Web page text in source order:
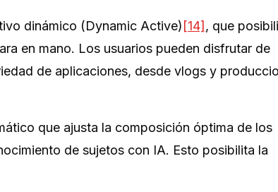
dinámico (Dynamic Active) [14] , que
en mano. Los usuarios pueden disfrutar de
de aplicaciones, desde vlogs y
que ajusta la composición óptima de los
de sujetos con IA. Esto posibilita la